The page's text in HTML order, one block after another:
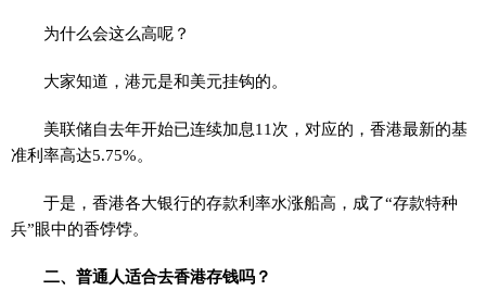
为什么会这么高呢？
大家知道，港元是和美元挂钩的。
美联储自去年开始已连续加息11次，对应的，香港最新的基
准利率高达5.75%。
于是，香港各大银行的存款利率水涨船高，成了“存款特种
兵”眼中的香饽饽。
二、普通人适合去香港存钱吗？